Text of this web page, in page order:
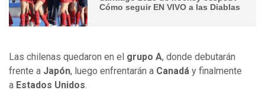
Cómo seguir EN VIVO a las Diablas
Las chilenas quedaron en el grupo A, donde debutarán
frente a Japón, luego enfrentarán a Canadá y finalmente
a Estados Unidos.